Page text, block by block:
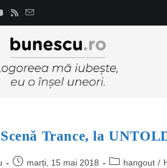
Trance, la
marți, 15 mai 2018 hangout /